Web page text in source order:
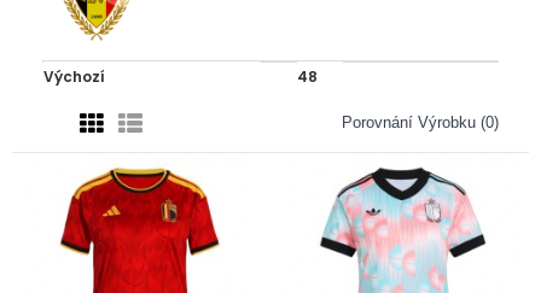
Porovnání Výrobku (0)